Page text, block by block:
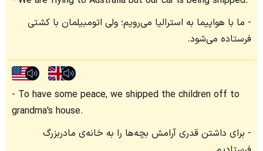
ما با هواپیما به استرالیا می‌رویم؛ ولی اتومبیلمان با کشتی
فرستاده می‌شود.
To have some peace, we shipped the children off to
grandma's house.
برای داشتن قدری آرامش بچه‌ها را به خانه‌ی مادربزرگ